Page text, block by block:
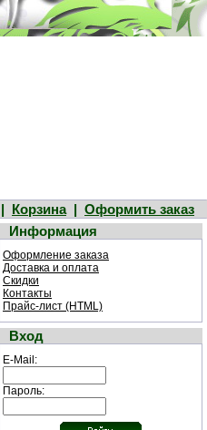
| Корзина| Оформить заказ
Информация
Оформление заказа
Доставка и оплата
Скидки
Контакты
Прайс-лист (HTML)
Вход
E-Mail:
Пароль: